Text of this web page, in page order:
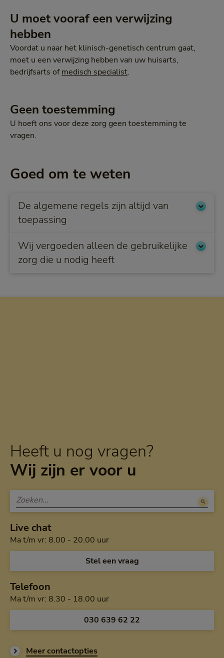
U moet vooraf een verwijzing
hebben
Voordat u naar het klinisch-genetisch centrum gaat,
moet u een verwijzing hebben van uw huisarts,
bedrijfsarts ofmedisch specialist.
Geen toestemming
U hoeft ons voor deze zorg geen toestemming te
vragen.
Goed om te weten
De algemene regels zijn altijd van
toepassing
Wij vergoeden alleen de gebruikelijke
zorg die u nodig heeft
Heeft u nog vragen?
Wij zijn er voor u
Live chat
Ma t/m vr: 8.00 - 20.00 uurMaandag tot en met vrijdag
Open de chat en
Stel een vraag
Telefoon
Ma t/m vr: 8.30 - 18.00 uurMaandag tot en met vrijdag
Bel ons op
030 639 62 22
Meer contactopties